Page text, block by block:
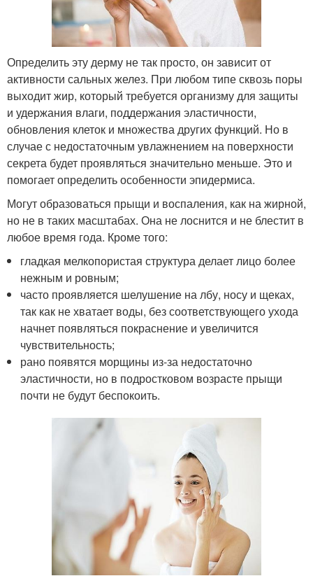
Определить эту дерму не так просто, он зависит от
активности сальных желез. При любом типе сквозь поры
выходит жир, который требуется организму для защиты
и удержания влаги, поддержания эластичности,
обновления клеток и множества других функций. Но в
случае с недостаточным увлажнением на поверхности
секрета будет проявляться значительно меньше. Это и
помогает определить особенности эпидермиса.
Могут образоваться прыщи и воспаления, как на жирной,
но не в таких масштабах. Она не лоснится и не блестит в
любое время года. Кроме того:
гладкая мелкопористая структура делает лицо более
нежным и ровным;
часто проявляется шелушение на лбу, носу и щеках,
так как не хватает воды, без соответствующего ухода
начнет появляться покраснение и увеличится
чувствительность;
рано появятся морщины из-за недостаточно
эластичности, но в подростковом возрасте прыщи
почти не будут беспокоить.